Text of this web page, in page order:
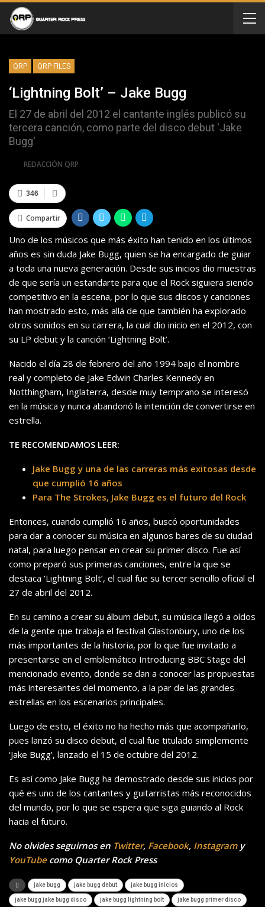
QRP QRP FILES
‘Lightning Bolt’ – Jake Bugg
El 27 de abril del 2012 el cantante inglés publicó su
tercera canción, como parte del disco debut 'Jake
Bugg'
REDACCIÓN QRP
346
Compartir
Uno de los músicos que más éxito han tenido en los últimos
años es sin duda Jake Bugg, quien se ha encargado de guiar
a toda una nueva generación. Desde sus inicios dio muestras
de que sería un estandarte para que el Rock siguiera siendo
competitivo en la escena, por lo que sus discos y canciones
han mostrado esto, más allá de que también ha explorado
otros sonidos en su carrera, la cual dio inicio en el 2012, con
su LP debut y la canción ‘Lightning Bolt’.
Nacido el día 28 de febrero del año 1994 bajo el nombre
real y completo de Jake Edwin Charles Kennedy en
Notthingham, Inglaterra, desde muy temprano se interesó
en la música y nunca abandonó la intención de convertirse en
estrella.
TE RECOMENDAMOS LEER:
Jake Bugg y una de las carreras más exitosas desde
que cumplió 16 años
Para The Strokes, Jake Bugg es el futuro del Rock
Entonces, cuando cumplió 16 años, buscó oportunidades
para dar a conocer su música en algunos bares de su ciudad
natal, para luego pensar en crear su primer disco. Fue así
como preparó sus primeras canciones, entre la que se
destaca ‘Lightning Bolt’, el cual fue su tercer sencillo oficial el
27 de abril del 2012.
En su camino a crear su álbum debut, su música llegó a oídos
de la gente que trabaja el festival Glastonbury, uno de los
más importantes de la historia, por lo que fue invitado a
presentarse en el emblemático Introducing BBC Stage del
mencionado evento, donde se dan a conocer las propuestas
más interesantes del momento, a la par de las grandes
estrellas en los escenarios principales.
Luego de esto, el éxito no ha hecho más que acompañarlo,
pues lanzó su disco debut, el cual fue titulado simplemente
‘Jake Bugg’, lanzado el 15 de octubre del 2012.
Es así como Jake Bugg ha demostrado desde sus inicios por
qué es uno de los cantantes y guitarristas más reconocidos
del mundo, por lo que se espera que siga guiando al Rock
hacia el futuro.
No olvides seguirnos en Twitter, Facebook, Instagramy
YouTubecomo Quarter Rock Press
jake bugg jake bugg debut jake bugg inicios
jake bugg jake bugg disco jake bugg lightning bolt jake bugg primer disco